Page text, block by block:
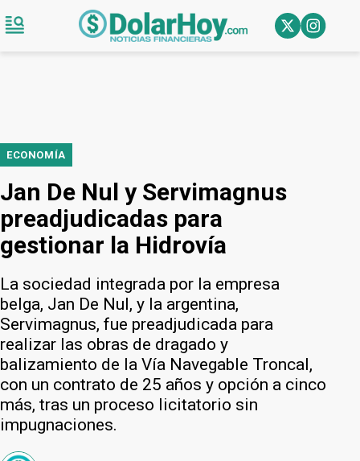
ECONOMÍA
Jan De Nul y Servimagnus
preadjudicadas para
gestionar la Hidrovía
La sociedad integrada por la empresa
belga, Jan De Nul, y la argentina,
Servimagnus, fue preadjudicada para
realizar las obras de dragado y
balizamiento de la Vía Navegable Troncal,
con un contrato de 25 años y opción a cinco
más, tras un proceso licitatorio sin
impugnaciones.